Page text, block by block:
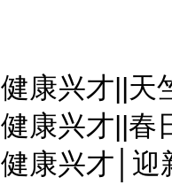
健康兴才||天
健康兴才||春
健康兴才│